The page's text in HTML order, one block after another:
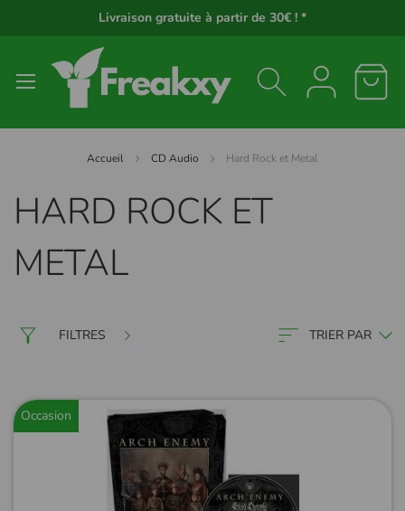
Livraison gratuite à partir de 30€ ! *
Accueil CD Audio Hard Rock et Metal
HARD ROCK ET
METAL
FILTRES TRIER PAR
Occasion
Panneau de gestion des cookies